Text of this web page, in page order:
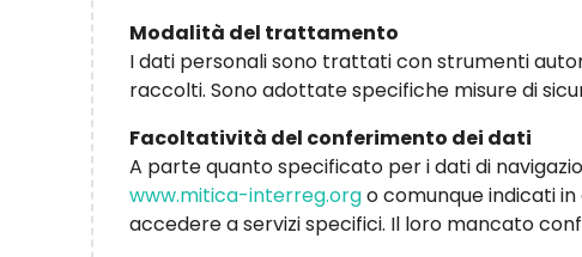
Modalità del trattamento
I dati personali sono trattati con strumenti
raccolti. Sono adottate specifiche misure di
Facoltatività del conferimento dei dati
A parte quanto specificato per i dati di
www.mitica-interreg.orgo comunque indicati
accedere a servizi specifici. Il loro mancato